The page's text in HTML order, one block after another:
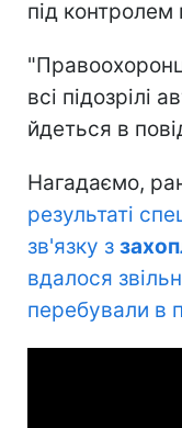
під контролем
всі підозрілі
йдеться в
Нагадаємо,
результаті
зв'язку з
вдалося
перебували в